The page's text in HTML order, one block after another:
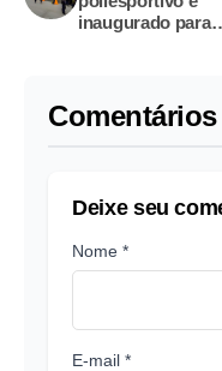
inaugurado para
Comentários
Deixe seu
Nome *
E-mail *